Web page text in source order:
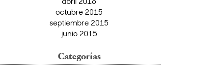
octubre 2015
septiembre 2015
junio 2015
Categorías